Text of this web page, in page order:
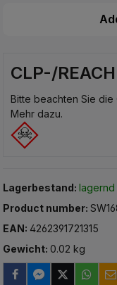
CLP-/
Bitte beachten Sie die
Mehr dazu.
Lagerbestand:lagernd
Product number:
EAN:4262391721315
Gewicht: 0.02 kg